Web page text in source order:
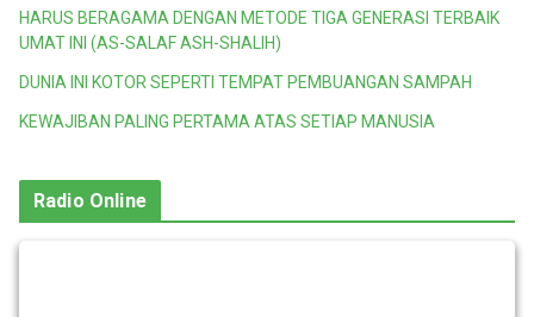
HARUS BERAGAMA DENGAN METODE TIGA GENERASI TERBAIK
UMAT INI (AS-SALAF ASH-SHALIH)
DUNIA INI KOTOR SEPERTI TEMPAT PEMBUANGAN SAMPAH
KEWAJIBAN PALING PERTAMA ATAS SETIAP MANUSIA
Radio Online